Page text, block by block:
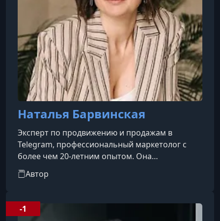
Наталья Барвинская
Эксперт по продвижению и продажам в
Telegram, профессиональный маркетолог с
более чем 20-летним опытом. Она
специализируется на построении систем
привлечения заявок и продаж для экспертов,
Telegram-каналы.Её ключевые навыки
включают маркетинг, разработку офферов,
Автор
-1